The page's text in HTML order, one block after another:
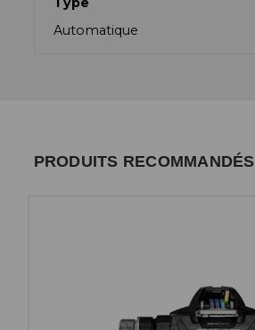
Automatique
PRODUITS RECOMMANDÉS